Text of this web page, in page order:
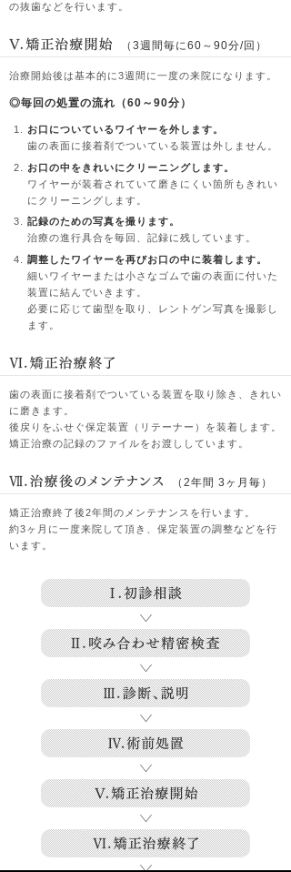
の抜歯などを行います。
（3週間毎に60～90分/回）
治療開始後は基本的に3週間に一度の来院になります。
◎毎回の処置の流れ（60～90分）
お口についているワイヤーを外します。
歯の表面に接着剤でついている装置は外しません。
お口の中をきれいにクリーニングします。
ワイヤーが装着されていて磨きにくい箇所もきれい
にクリーニングします。
記録のための写真を撮ります。
治療の進行具合を毎回、記録に残しています。
調整したワイヤーを再びお口の中に装着します。
細いワイヤーまたは小さなゴムで歯の表面に付いた
装置に結んでいきます。
必要に応じて歯型を取り、レントゲン写真を撮影し
ます。
歯の表面に接着剤でついている装置を取り除き、きれい
に磨きます。
後戻りをふせぐ保定装置（リテーナー）を装着します。
矯正治療の記録のファイルをお渡ししています。
（2年間 3ヶ月毎）
矯正治療終了後2年間のメンテナンスを行います。
約3ヶ月に一度来院して頂き、保定装置の調整などを行
います。